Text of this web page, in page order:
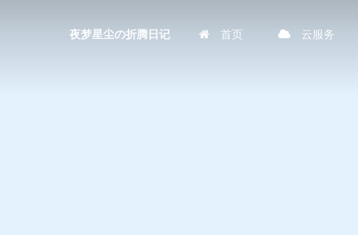
夜梦星尘の折腾日记 首页 云服务